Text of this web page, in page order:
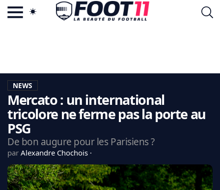
LA CHARTE
VIE PRIVÉE
CGU
CONTACTEZ-NOUS
CDM 2026
EDF
NEWS
Mercato : un international
tricolore ne ferme pas la porte au
PSG
De bon augure pour les Parisiens ?
par Alexandre Chochois